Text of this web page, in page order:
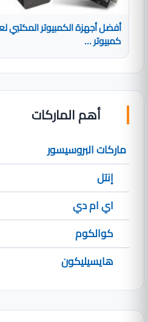
كمبيوتر ...
أهم الماركات
ماركات البروسيسور
إنتل
اي ام دي
كوالكوم
هايسيليكون